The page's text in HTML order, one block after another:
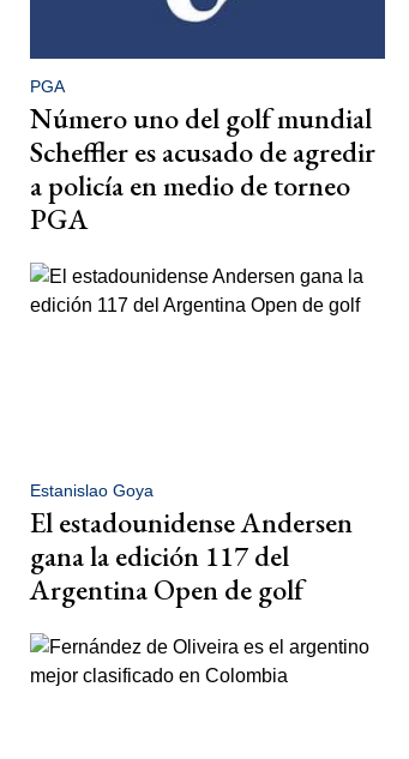
PGA
Número uno del golf mundial
Scheffler es acusado de agredir
a policía en medio de torneo
PGA
Estanislao Goya
El estadounidense Andersen
gana la edición 117 del
Argentina Open de golf